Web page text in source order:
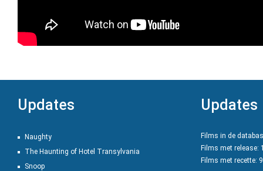
Updates
Naughty
The Haunting of Hotel Transylvania
Snoop
Updates
Films in de
Films met release:
Films met recette: